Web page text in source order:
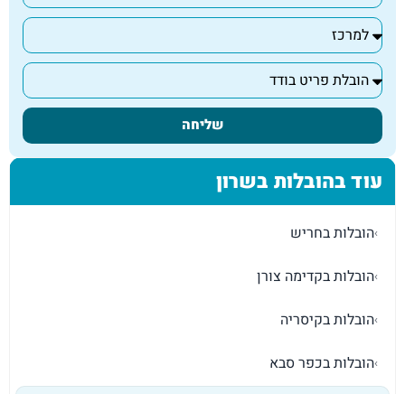
שליחה
עוד בהובלות בשרון
›הובלות בחריש
›הובלות בקדימה צורן
›הובלות בקיסריה
›הובלות בכפר סבא